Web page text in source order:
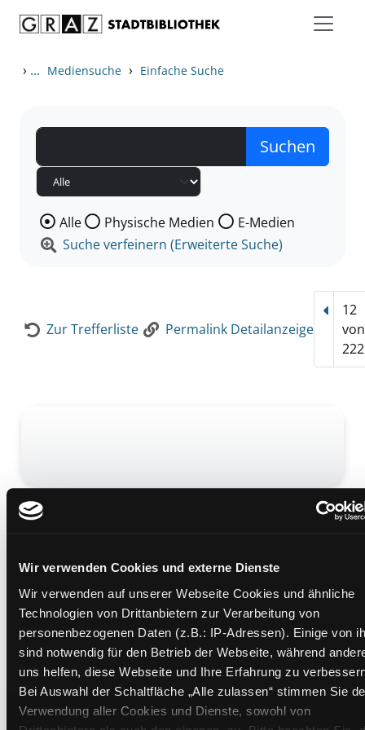
Wir verwenden Cookies und externe Dienste
Wir verwenden auf unserer Webseite Cookies und ähnliche
Technologien von Drittanbietern zur Verarbeitung von
personenbezogenen Daten (z.B.: IP-Adressen). Einige von
sind notwendig für den Betrieb der Webseite, während
uns helfen, diese Webseite und Ihre Erfahrung zu
Bei Auswahl der Schaltfläche „Alle zulassen“ stimmen Sie
Verwendung aller Cookies und Dienste, sowohl von
› ... Mediensuche › Einfache Suche
Wählen Sie die Medienart nach der Sie suchen wollen.
Alle Physische Medien
E-Medien
Suche verfeinern (Erweiterte Suche)
Zur Trefferliste Permalink Detailanzeige
12
von
222
Hat der Weltraum eine Tür?
Übergeordnetes Werk: Unser Weltall
Beschreibung ein-/ausblenden
Mehr Informationen ein-/ausblenden
Medium auf die Postliste setzen